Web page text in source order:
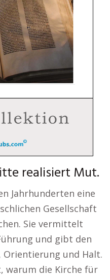
realisiert Mut.
Jahrhunderten eine
Gesellschaft
Sie vermittelt
und gibt den
Orientierung und Halt.
warum die Kirche für